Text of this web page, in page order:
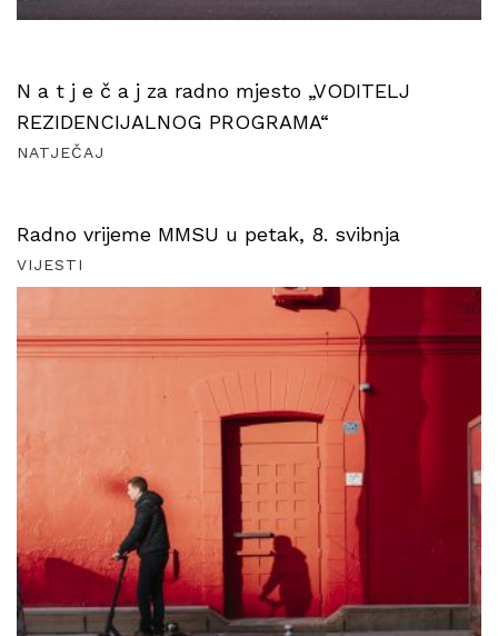
N a t j e č a j za radno mjesto „VODITELJ
REZIDENCIJALNOG PROGRAMA“
NATJEČAJ
Radno vrijeme MMSU u petak, 8. svibnja
VIJESTI